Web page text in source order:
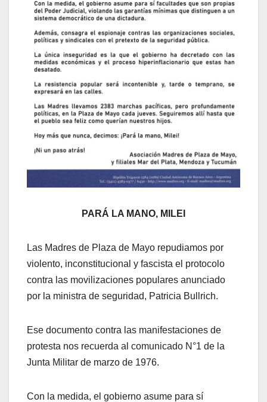
PARÁ LA MANO, MILEI
Las Madres de Plaza de Mayo repudiamos por
violento, inconstitucional y fascista el protocolo
contra las movilizaciones populares anunciado
por la ministra de seguridad, Patricia Bullrich.
Ese documento contra las manifestaciones de
protesta nos recuerda al comunicado N°1 de la
Junta Militar de marzo de 1976.
Con la medida, el gobierno asume para sí